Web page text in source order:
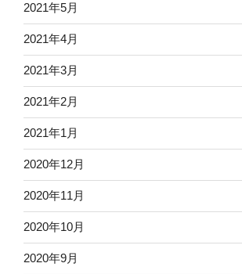
2021年5月
2021年4月
2021年3月
2021年2月
2021年1月
2020年12月
2020年11月
2020年10月
2020年9月